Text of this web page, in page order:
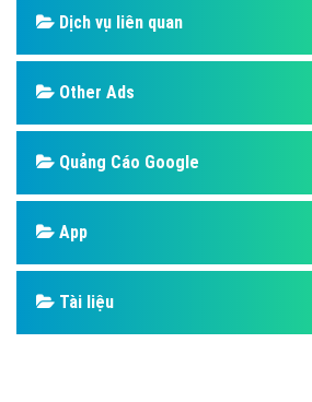
Dịch vụ liên quan
Other Ads
Quảng Cáo Google
App
Tài liệu